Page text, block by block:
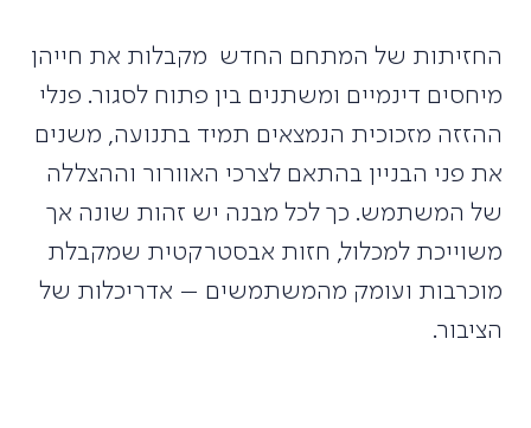
החזיתות של המתחם החדש מקבלות את חייהן
מיחסים דינמיים ומשתנים בין פתוח לסגור. פנלי
את פני הבניין בהתאם לצרכי האוורור וההצללה
של המשתמש. כך לכל מבנה יש זהות שונה אך
משוייכת למכלול, חזות אבסטרקטית שמקבלת
מוכרבות ועומק מהמשתמשים – אדריכלות של